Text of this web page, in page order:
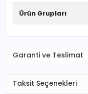
Ürün Grupları
Garanti ve Teslimat
Taksit Seçenekleri